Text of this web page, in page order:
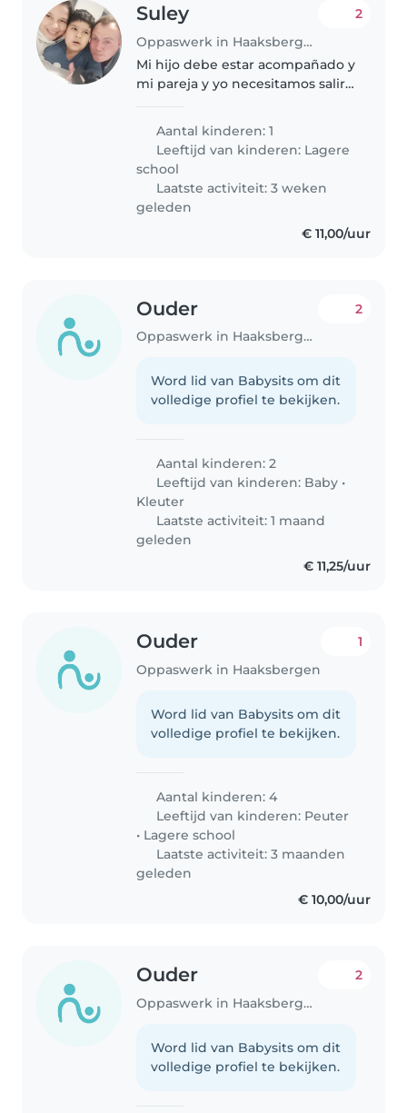
Suley
Oppaswerk in Haaksbergen
2
Mi hijo debe estar acompañado y
mi pareja y yo necesitamos salir
respetuosos
Aantal kinderen: 1
Leeftijd van kinderen: Lagere
school
Laatste activiteit: 3 weken
geleden
€ 11,00/uur
Ouder
Oppaswerk in Haaksbergen
2
Word lid van Babysits om dit
volledige profiel te bekijken.
Aantal kinderen: 2
Leeftijd van kinderen: Baby •
Kleuter
Laatste activiteit: 1 maand
geleden
€ 11,25/uur
Ouder
Oppaswerk in Haaksbergen
1
Word lid van Babysits om dit
volledige profiel te bekijken.
Aantal kinderen: 4
Leeftijd van kinderen: Peuter
• Lagere school
Laatste activiteit: 3 maanden
geleden
€ 10,00/uur
Ouder
Oppaswerk in Haaksbergen
2
Word lid van Babysits om dit
volledige profiel te bekijken.